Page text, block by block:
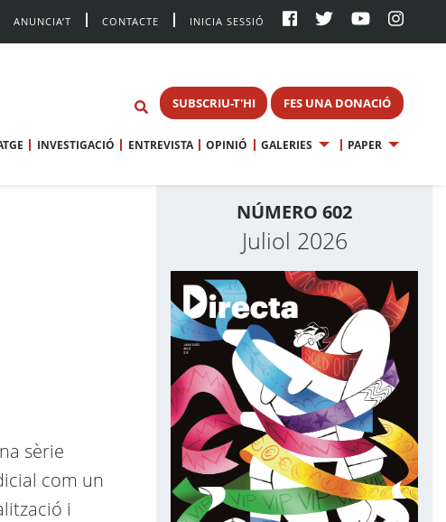
ANUNCIA’T CONTACTE INICIA SESSIÓ
SUBSCRIU-T'HI FES UNA DONACIÓ
INVESTIGACIÓ ENTREVISTA OPINIÓ GALERIES PAPER
sèrie
com un
i
NÚMERO 602
Juliol 2026